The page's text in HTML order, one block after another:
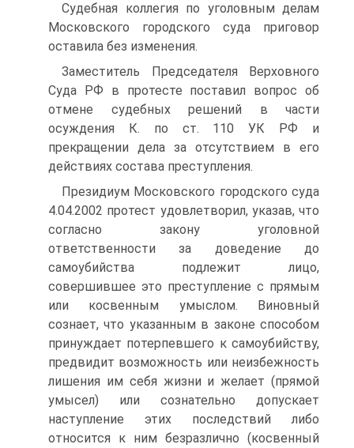
Судебная коллегия по уголовным делам
Московского городского суда приговор
оставила без изменения.
Заместитель Председателя Верховного
Суда РФ в протесте поставил вопрос об
отмене судебных решений в части
осуждения К. по ст. 110 УК РФ и
прекращении дела за отсутствием в его
действиях состава преступления.
Президиум Московского городского суда
4.04.2002 протест удовлетворил, указав, что
согласно закону уголовной
ответственности за доведение до
самоубийства подлежит лицо,
совершившее это преступление с прямым
или косвенным умыслом. Виновный
сознает, что указанным в законе способом
принуждает потерпевшего к самоубийству,
предвидит возможность или неизбежность
лишения им себя жизни и желает (прямой
умысел) или сознательно допускает
наступление этих последствий либо
относится к ним безразлично (косвенный